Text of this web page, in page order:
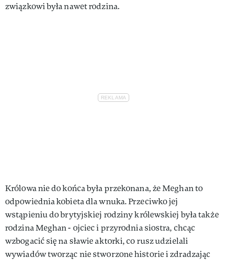
związkowi była nawet rodzina.
Królowa nie do końca była przekonana, że Meghan to
odpowiednia kobieta dla wnuka. Przeciwko jej
wstąpieniu do brytyjskiej rodziny królewskiej była także
rodzina Meghan - ojciec i przyrodnia siostra, chcąc
wzbogacić się na sławie aktorki, co rusz udzielali
wywiadów tworząc nie stworzone historie i zdradzając